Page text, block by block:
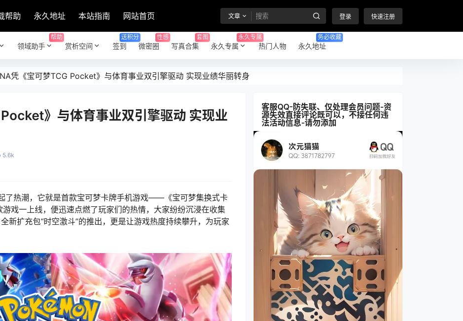
帮助 永久地址 本站指南 网站首页 文章 登录 快速注册
领域助手
帮助
赏析空间 签到
送积分
微密圈
性感
写真合集
套图
永久专属
永久专属
热门人物 永久地址
务必收藏
凭《宝可梦TCG Pocket》与体育事业双引擎驱动 实现业绩华丽转身
》与体育事业双引擎驱动 实现业
5.6k
了热潮，它就是首款宝可梦卡牌手机游戏——《宝可梦集换式卡
戏一上线，便迅速点燃了玩家们的热情，大家纷纷沉浸在收集
新扩充包“时空激斗”的推出，更是让游戏热度持续攀升，为玩家
客服QQ-防失联、仅处理会员问题-资
源失效直接评论既可以，不接任何违
法活动信息-请勿添加